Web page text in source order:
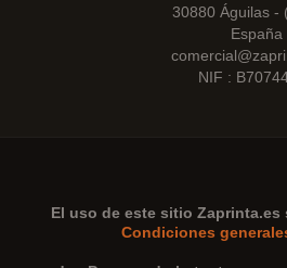
30880 Águilas -
España
NIF :
El uso de este sitio Zaprinta.es
Condiciones